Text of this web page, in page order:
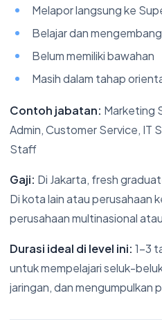
Melapor langsung ke
Belajar dan
Belum memiliki bawahan
Masih dalam tahap
Contoh jabatan: Marketing
Admin, Customer Service, IT
Staff
Gaji: Di Jakarta, fresh
Di kota lain atau perusahaan
perusahaan multinasional
Durasi ideal di level ini: 1-3
untuk mempelajari seluk-
jaringan, dan mengumpulkan